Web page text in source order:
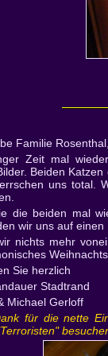
Familie
Zeit mal
Beiden
uns total.
die beiden mal
wir uns auf einen
nichts mehr
Sie herzlich
Stadtrand
Michael Gerloff
für die nette